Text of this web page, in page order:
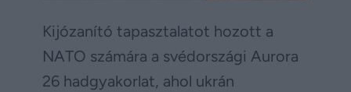
Kijózanító tapasztalatot hozott a
NATO számára a svédországi Aurora
26 hadgyakorlat, ahol ukrán